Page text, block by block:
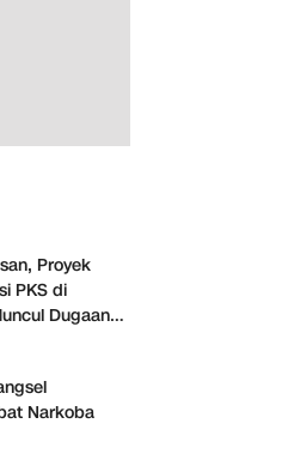
Proyek
PKS di
Dugaan
Narkoba